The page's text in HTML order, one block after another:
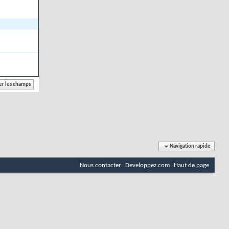
Navigation rapide
Nous contacter Developpez.com Haut de page